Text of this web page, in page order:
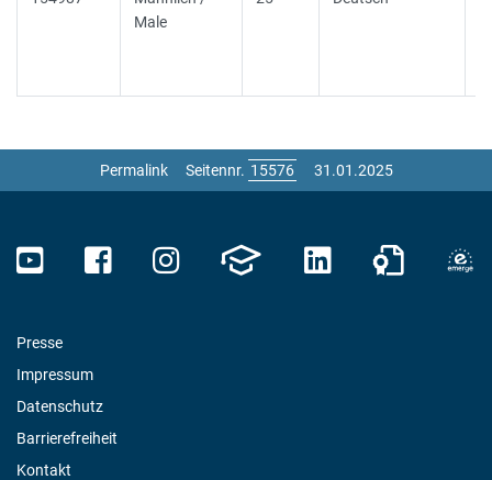
Male
Permalink Seitennr. 31.01.2025
Presse
Impressum
Datenschutz
Barrierefreiheit
Kontakt